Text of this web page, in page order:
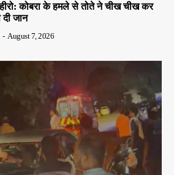
हीरो: कोबरा के हमले से तोते ने चीख चीख कर
दी जान
- August 7, 2026